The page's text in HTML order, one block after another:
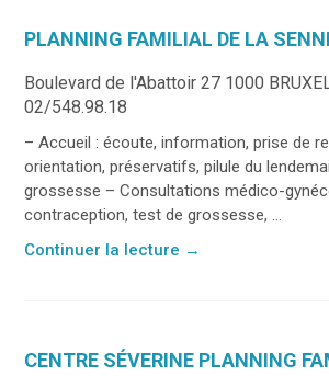
PLANNING FAMILIAL DE LA
Boulevard de l'Abattoir 27 1000
02/548.98.18
– Accueil : écoute, information, prise de
orientation, préservatifs, pilule du
grossesse – Consultations médico-
contraception, test de grossesse, ...
Continuer la lecture →
CENTRE SÉVERINE PLANNING